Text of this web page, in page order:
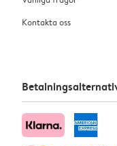
Kontakta oss